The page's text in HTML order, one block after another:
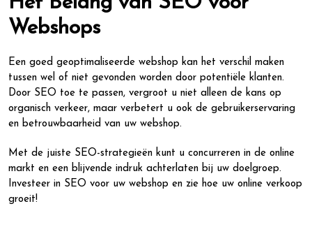
Webshops
Een goed geoptimaliseerde webshop kan het verschil maken
tussen wel of niet gevonden worden door potentiële klanten.
Door SEO toe te passen, vergroot u niet alleen de kans op
organisch verkeer, maar verbetert u ook de gebruikerservaring
en betrouwbaarheid van uw webshop.
Met de juiste SEO-strategieën kunt u concurreren in de online
markt en een blijvende indruk achterlaten bij uw doelgroep.
Investeer in SEO voor uw webshop en zie hoe uw online verkoop
groeit!